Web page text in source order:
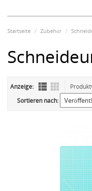
Startseite Zubehör
Anzeige:
Sortieren nach: